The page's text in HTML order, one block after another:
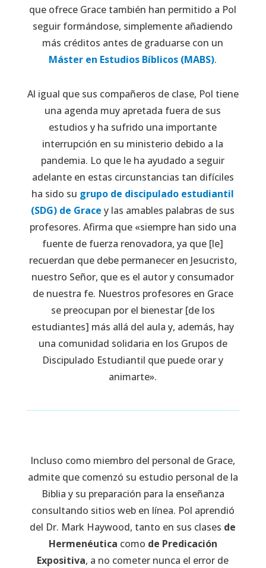
que ofrece Grace también han permitido a Pol
seguir formándose, simplemente añadiendo
más créditos antes de graduarse con un
Máster en Estudios Bíblicos (MABS).
Al igual que sus compañeros de clase, Pol tiene
una agenda muy apretada fuera de sus
estudios y ha sufrido una importante
interrupción en su ministerio debido a la
pandemia. Lo que le ha ayudado a seguir
adelante en estas circunstancias tan difíciles
ha sido su grupo de discipulado estudiantil
(SDG) de Grace y las amables palabras de sus
profesores. Afirma que «siempre han sido una
fuente de fuerza renovadora, ya que [le]
recuerdan que debe permanecer en Jesucristo,
nuestro Señor, que es el autor y consumador
de nuestra fe. Nuestros profesores en Grace
se preocupan por el bienestar [de los
estudiantes] más allá del aula y, además, hay
una comunidad solidaria en los Grupos de
Discipulado Estudiantil que puede orar y
animarte».
Incluso como miembro del personal de Grace,
admite que comenzó su estudio personal de la
Biblia y su preparación para la enseñanza
consultando sitios web en línea. Pol aprendió
del Dr. Mark Haywood, tanto en sus clases de
Hermenéutica como de Predicación
Expositiva, a no cometer nunca el error de